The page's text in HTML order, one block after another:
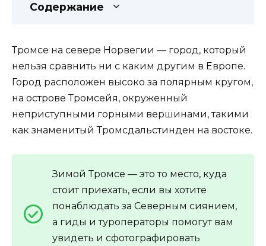
Содержание
Тромсе на севере Норвегии — город, который
нельзя сравнить ни с каким другим в Европе.
Город расположен высоко за полярным кругом,
на острове Тромсейя, окруженный
неприступными горными вершинами, такими
как знаменитый Тромсдальстинден на востоке.
Зимой Тромсе — это то место, куда
стоит приехать, если вы хотите
понаблюдать за Северным сиянием,
а гиды и туроператоры помогут вам
увидеть и сфотографировать